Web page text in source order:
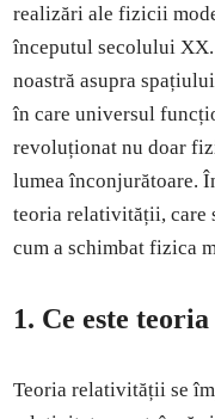
realizări ale fizicii
începutul secolului XX.
noastră asupra
în care universul
revoluționat nu doar
lumea înconjurătoare.
teoria relativității, care
cum a schimbat fizica
1. Ce este
Teoria relativității se